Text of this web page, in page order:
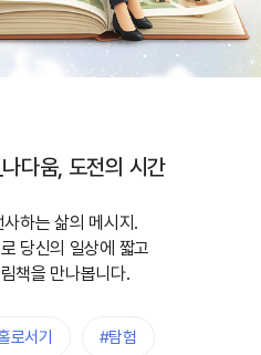
다움, 도전의 시간
하는 삶의 메시지.
당신의 일상에 짧고
책을 만나봅니다.
로서기 #탐험